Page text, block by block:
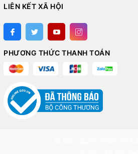
LIÊN KẾT XÃ HỘI
PHƯƠNG THỨC THANH TOÁN